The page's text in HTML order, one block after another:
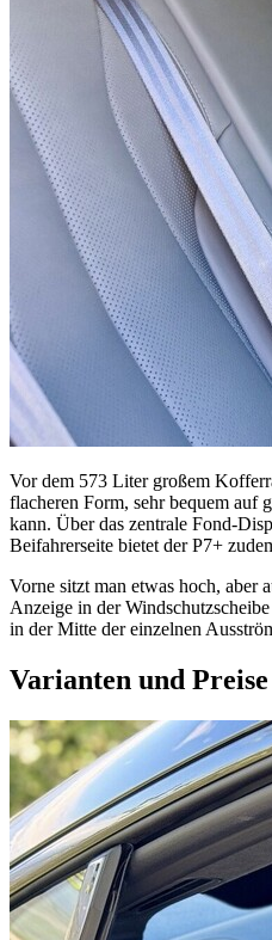
Vor dem 573 Liter großem
flacheren Form, sehr bequem auf
kann. Über das zentrale Fond-
Beifahrerseite bietet der P7+
Vorne sitzt man etwas hoch,
Anzeige in der
in der Mitte der einzelnen
Varianten und Preise